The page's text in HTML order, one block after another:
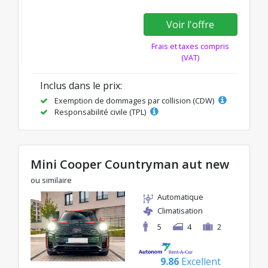
Voir l'offre
Frais et taxes compris
(VAT)
Inclus dans le prix:
Exemption de dommages par collision (CDW)
Responsabilité civile (TPL)
Mini Cooper Countryman aut new
ou similaire
Automatique
Climatisation
5
4 2
9.86 Excellent